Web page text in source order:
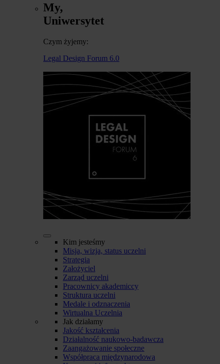
My,
Uniwersytet
Czym żyjemy:
Legal Design Forum 6.0
Kim jesteśmy
Misja, wizja, status uczelni
Strategia
Założyciel
Zarząd uczelni
Pracownicy akademiccy
Struktura uczelni
Medale i odznaczenia
Wirtualna Uczelnia
Jak działamy
Jakość kształcenia
Działalność naukowo-badawcza
Zaangażowanie społeczne
Współpraca międzynarodowa